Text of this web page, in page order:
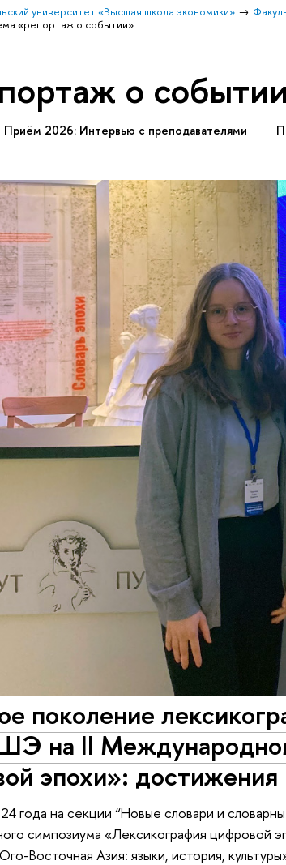
университет «Высшая школа экономики»
«репортаж о событии»
о
Приём 2026: Интервью с преподавателями
поколение
на II
эпохи»: достижения
года на секции “Новые словари и
симпозиума «Лексикография цифровой
Восточная Азия: языки, история,